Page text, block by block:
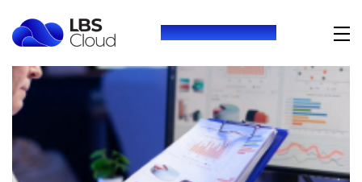
+380 (73) 416 54 69